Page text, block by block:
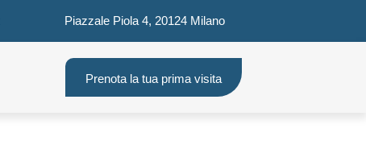
Piazzale Piola 4, 20124 Milano
Prenota la tua prima visita